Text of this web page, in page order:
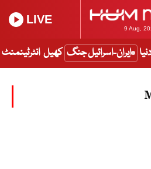
9 Aug,
LIVE
دنیا ایران-اسرائیل جنگ کھیل انٹرٹینمنٹ